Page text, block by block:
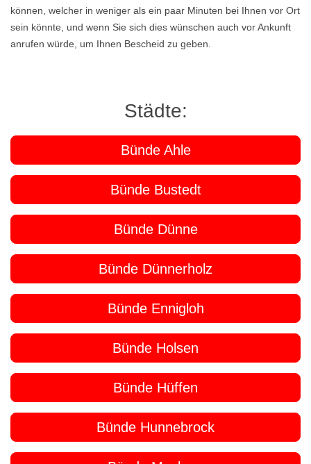
können, welcher in weniger als ein paar Minuten bei Ihnen vor Ort
sein könnte, und wenn Sie sich dies wünschen auch vor Ankunft
anrufen würde, um Ihnen Bescheid zu geben.
Städte:
Bünde Ahle
Bünde Bustedt
Bünde Dünne
Bünde Dünnerholz
Bünde Ennigloh
Bünde Holsen
Bünde Hüffen
Bünde Hunnebrock